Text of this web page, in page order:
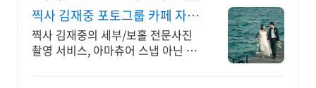
찍사 김재중 포토그룹 카페 자존
심 강한 촬영만 고집!
찍사 김재중의 세부/보홀 전문사진
촬영 서비스, 아마츄어 스냅 아닌 전